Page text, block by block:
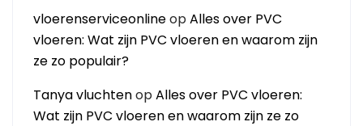
vloerenserviceonlineopAlles over PVC
vloeren: Wat zijn PVC vloeren en waarom zijn
ze zo populair?
Tanya vluchtenopAlles over PVC vloeren:
Wat zijn PVC vloeren en waarom zijn ze zo